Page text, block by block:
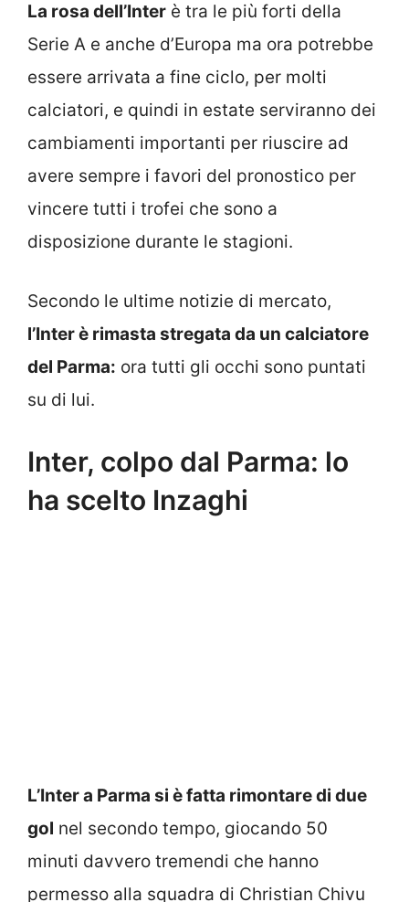
La rosa dell’Inter è tra le più forti della
Serie A e anche d’Europa ma ora potrebbe
essere arrivata a fine ciclo, per molti
calciatori, e quindi in estate serviranno dei
cambiamenti importanti per riuscire ad
avere sempre i favori del pronostico per
vincere tutti i trofei che sono a
disposizione durante le stagioni.
Secondo le ultime notizie di mercato,
l’Inter è rimasta stregata da un calciatore
del Parma: ora tutti gli occhi sono puntati
su di lui.
Inter, colpo dal Parma: lo
ha scelto Inzaghi
L’Inter a Parma si è fatta rimontare di due
gol nel secondo tempo, giocando 50
minuti davvero tremendi che hanno
permesso alla squadra di Christian Chivu